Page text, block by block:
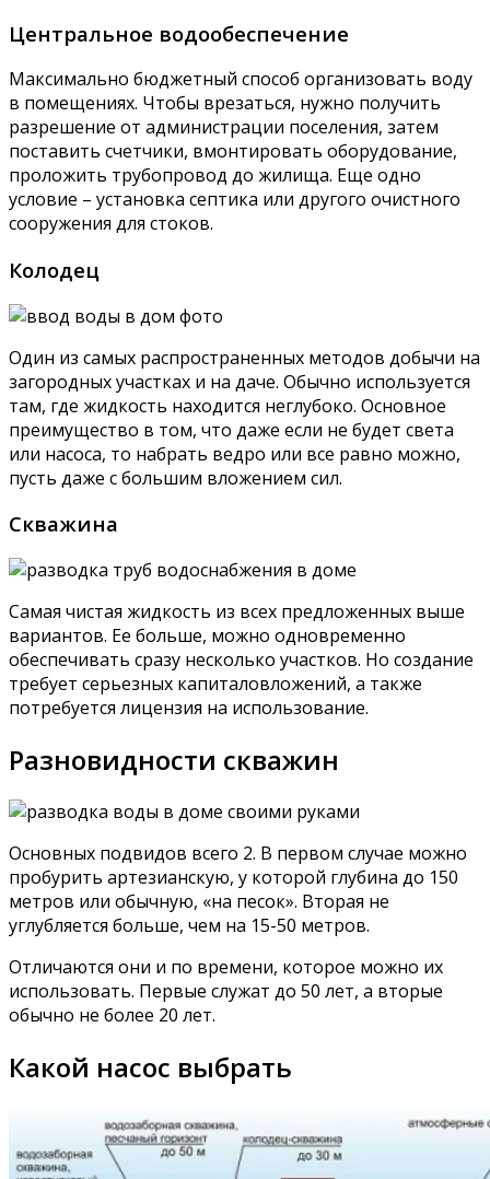
Центральное водообеспечение
Максимально бюджетный способ организовать воду
в помещениях. Чтобы врезаться, нужно получить
разрешение от администрации поселения, затем
поставить счетчики, вмонтировать оборудование,
проложить трубопровод до жилища. Еще одно
условие – установка септика или другого очистного
сооружения для стоков.
Колодец
Один из самых распространенных методов добычи на
загородных участках и на даче. Обычно используется
там, где жидкость находится неглубоко. Основное
преимущество в том, что даже если не будет света
или насоса, то набрать ведро или все равно можно,
пусть даже с большим вложением сил.
Скважина
Самая чистая жидкость из всех предложенных выше
вариантов. Ее больше, можно одновременно
обеспечивать сразу несколько участков. Но создание
требует серьезных капиталовложений, а также
потребуется лицензия на использование.
Разновидности скважин
Основных подвидов всего 2. В первом случае можно
пробурить артезианскую, у которой глубина до 150
метров или обычную, «на песок». Вторая не
углубляется больше, чем на 15-50 метров.
Отличаются они и по времени, которое можно их
использовать. Первые служат до 50 лет, а вторые
обычно не более 20 лет.
Какой насос выбрать